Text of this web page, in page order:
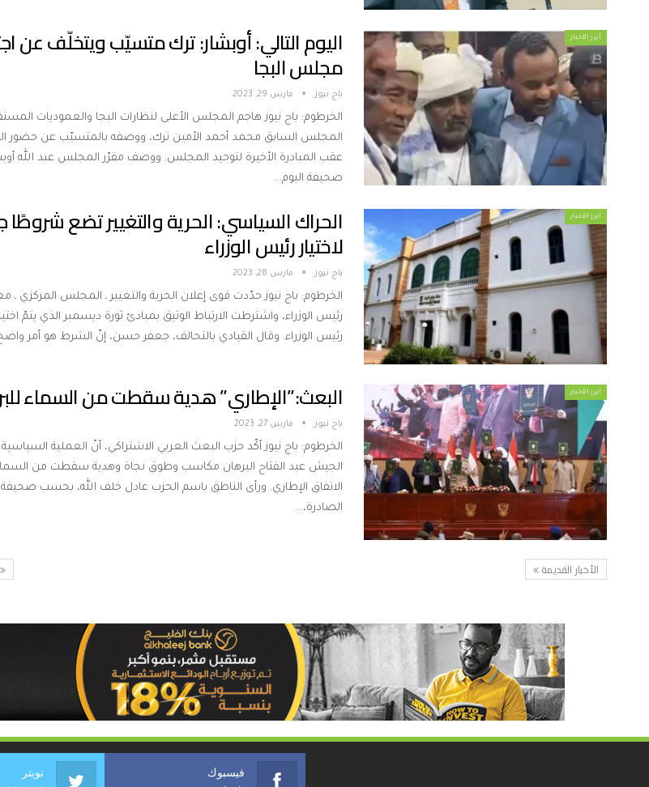
أبرز الأخبار اليوم التالي: أوبشار: ترك متسيّب ويتخلّف عن
مجلس البجا
باج نيوز مارس 29, 2023
الخرطوم: باج نيوز هاجم المجلس الأعلى لنظارات البجا والعموديات
المجلس السابق محمد أحمد الأمين ترك، ووصفه بالمتسيّب عن حضور
عقب المبادرة الأخيرة لتوحيد المجلس. ووصف مقرّر المجلس عبد الله
صحيفة اليوم…
أبرز الأخبار الحراك السياسي: الحرية والتغيير تضع شروطًا
لاختيار رئيس الوزراء
باج نيوز مارس 28, 2023
الخرطوم: باج نيوز حدّدت قوى إعلان الحرية والتغيير ـ المجلس المركزي ـ
رئيس الوزراء، واشترطت الارتباط الوثيق بمبادئ ثورة ديسمبر الذي يتمّ
رئيس الوزراء. وقال القيادي بالتحالف، جعفر حسن، إنّ الشرط هو أمر
أبرز الأخبار البعث:”الإطاري” هدية سقطت من السماء
باج نيوز مارس 27, 2023
الخرطوم: باج نيوز أكّد حزب البعث العربي الاشتراكي، أنّ العملية
الجيش عبد الفتاح البرهان مكاسب وطوق نجاة وهدية سقطت من
الاتفاق الإطاري. ورأى الناطق باسم الحزب عادل خلف الله، بحسب صحيفة
الصادرة،…
الأخبار القديمة
فيسبوك تويتر